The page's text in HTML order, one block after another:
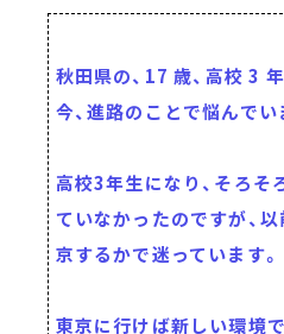
秋田県の、17 歳、高校 3 年
今、進路のことで悩んでい
高校3年生になり、そろ
ていなかったのですが、
京するかで迷っています。
東京に行けば新しい環境